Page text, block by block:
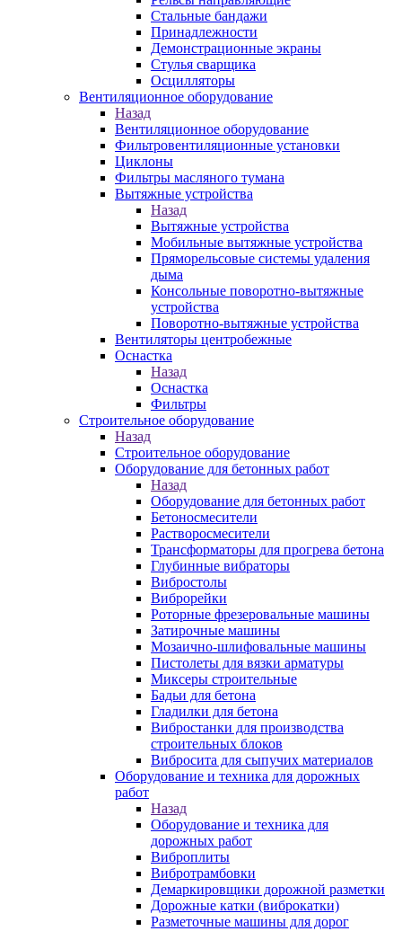
Стальные бандажи
Принадлежности
Демонстрационные экраны
Стулья сварщика
Осцилляторы
Вентиляционное оборудование
Назад
Вентиляционное оборудование
Фильтровентиляционные установки
Циклоны
Фильтры масляного тумана
Вытяжные устройства
Назад
Вытяжные устройства
Мобильные вытяжные устройства
Пряморельсовые системы удаления
дыма
Консольные поворотно-вытяжные
устройства
Поворотно-вытяжные устройства
Вентиляторы центробежные
Оснастка
Назад
Оснастка
Фильтры
Строительное оборудование
Назад
Строительное оборудование
Оборудование для бетонных работ
Назад
Оборудование для бетонных работ
Бетоносмесители
Растворосмесители
Трансформаторы для прогрева бетона
Глубинные вибраторы
Вибростолы
Виброрейки
Роторные фрезеровальные машины
Затирочные машины
Мозаично-шлифовальные машины
Пистолеты для вязки арматуры
Миксеры строительные
Бадьи для бетона
Гладилки для бетона
Вибростанки для производства
строительных блоков
Вибросита для сыпучих материалов
Оборудование и техника для дорожных
работ
Назад
Оборудование и техника для
дорожных работ
Виброплиты
Вибротрамбовки
Демаркировщики дорожной разметки
Дорожные катки (виброкатки)
Разметочные машины для дорог